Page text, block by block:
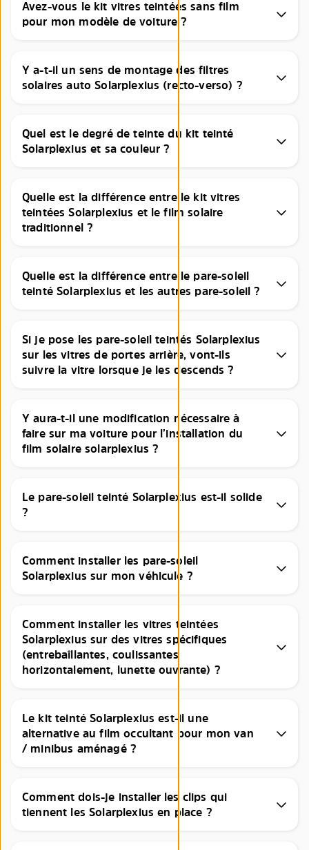
Avez-vous le kit vitres teintées sans film
pour mon modèle de voiture ?
Y a-t-il un sens de montage des filtres
solaires auto Solarplexius (recto-verso) ?
Quel est le degré de teinte du kit teinté
Solarplexius et sa couleur ?
Quelle est la différence entre le kit vitres
teintées Solarplexius et le film solaire
traditionnel ?
Quelle est la différence entre le pare-soleil
teinté Solarplexius et les autres pare-soleil ?
Si je pose les pare-soleil teintés Solarplexius
sur les vitres de portes arrière, vont-ils
suivre la vitre lorsque je les descends ?
Y aura-t-il une modification nécessaire à
faire sur ma voiture pour l’installation du
film solaire solarplexius ?
Le pare-soleil teinté Solarplexius est-il solide
?
Comment installer les pare-soleil
Solarplexius sur mon véhicule ?
Comment installer les vitres teintées
Solarplexius sur des vitres spécifiques
(entrebaîllantes, coulissantes
horizontalement, lunette ouvrante) ?
Le kit teinté Solarplexius est-il une
alternative au film occultant pour mon van
/ minibus aménagé ?
Comment dois-je installer les clips qui
tiennent les Solarplexius en place ?